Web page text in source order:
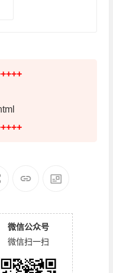
微信公众号
微信扫一扫